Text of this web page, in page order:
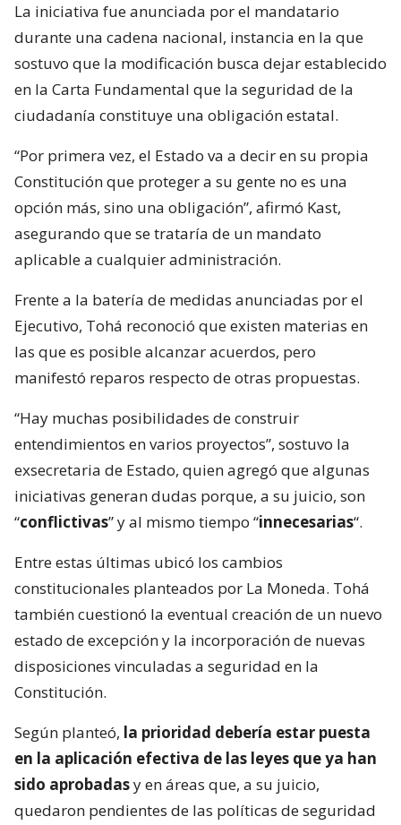
La iniciativa fue anunciada por el mandatario
durante una cadena nacional, instancia en la que
sostuvo que la modificación busca dejar establecido
en la Carta Fundamental que la seguridad de la
ciudadanía constituye una obligación estatal.
“Por primera vez, el Estado va a decir en su propia
Constitución que proteger a su gente no es una
opción más, sino una obligación”, afirmó Kast,
asegurando que se trataría de un mandato
aplicable a cualquier administración.
Frente a la batería de medidas anunciadas por el
Ejecutivo, Tohá reconoció que existen materias en
las que es posible alcanzar acuerdos, pero
manifestó reparos respecto de otras propuestas.
“Hay muchas posibilidades de construir
entendimientos en varios proyectos”, sostuvo la
exsecretaria de Estado, quien agregó que algunas
iniciativas generan dudas porque, a su juicio, son
“conflictivas” y al mismo tiempo “innecesarias“.
Entre estas últimas ubicó los cambios
constitucionales planteados por La Moneda. Tohá
también cuestionó la eventual creación de un nuevo
estado de excepción y la incorporación de nuevas
disposiciones vinculadas a seguridad en la
Constitución.
Según planteó, la prioridad debería estar puesta
en la aplicación efectiva de las leyes que ya han
sido aprobadasy en áreas que, a su juicio,
quedaron pendientes de las políticas de seguridad